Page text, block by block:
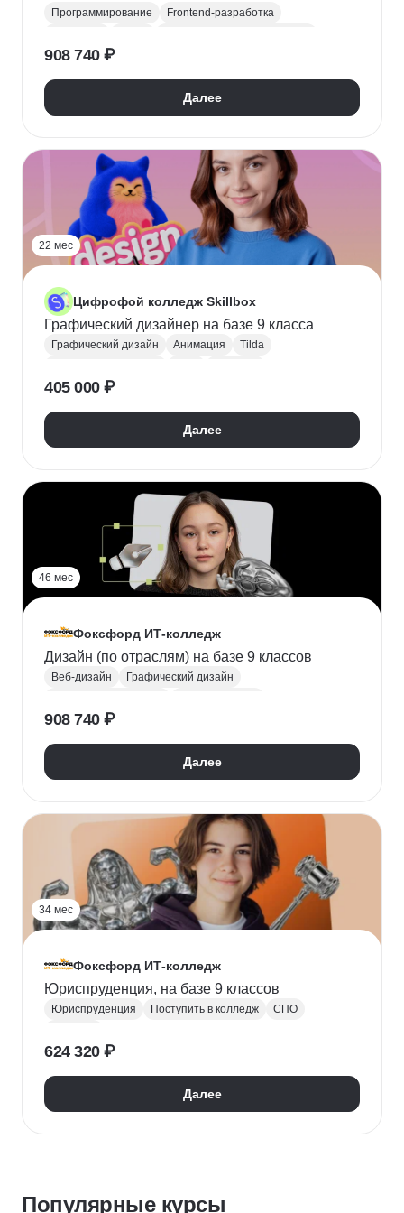
Программирование
Frontend-разработка
Поступить в колледж
908 740 ₽
Далее
22 мес
Цифрофой колледж Skillbox
Графический дизайнер на базе 9 класса
Графический дизайн Анимация
Tilda
405 000 ₽
Далее
46 мес
Фоксфорд ИТ-колледж
Дизайн (по отраслям) на базе 9 классов
Веб-дизайн
Графический дизайн
Adobe Photoshop
Tilda
Найти хобби
Поступить в колледж
908 740 ₽
Далее
34 мес
Фоксфорд ИТ-колледж
Юриспруденция, на базе 9 классов
Юриспруденция Поступить в колледж
СПО
624 320 ₽
Далее
Популярные курсы